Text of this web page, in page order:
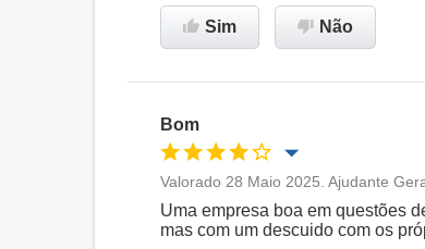
Sim Não
Bom
Oportunidade de promoção
Valorado 28 Maio 2025. Ajudante
Uma empresa boa em questões
mas com um descuido com os